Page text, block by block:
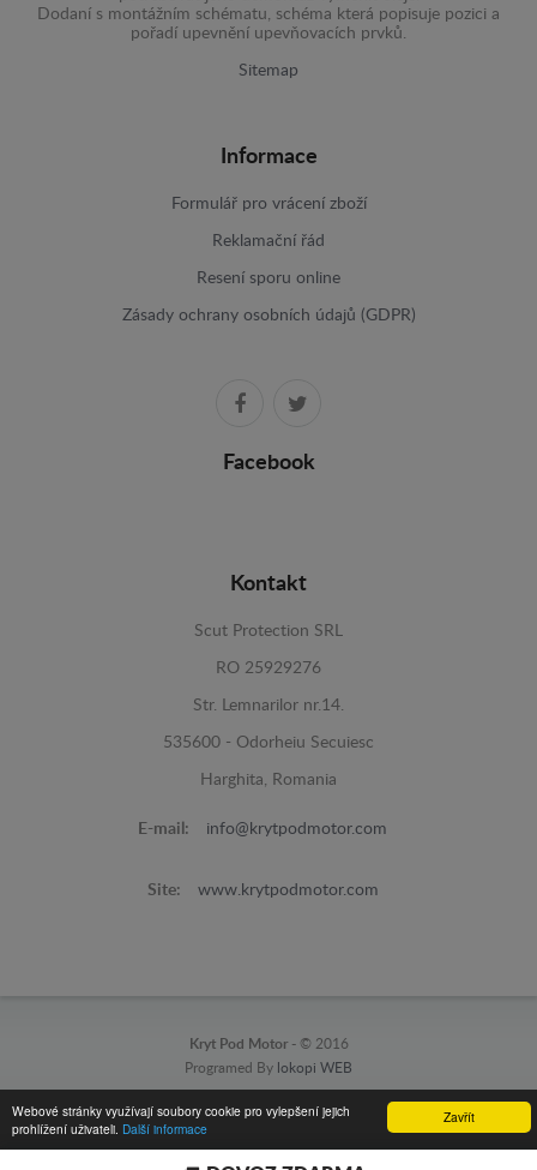
Zavřít
Webové stránky využívají soubory cookie pro vylepšení jejich
prohlížení uživateli. Další informace
Dodaní s montážním schématu, schéma která popisuje pozici a
pořadí upevnění upevňovacích prvků.
Sitemap
Informace
Formulář pro vrácení zboží
Reklamační řád
Resení sporu online
Zásady ochrany osobních údajů (GDPR)
Facebook
Kontakt
Scut Protection SRL
RO 25929276
Str. Lemnarilor nr.14.
535600 - Odorheiu Secuiesc
Harghita, Romania
E-mail: info@krytpodmotor.com
Site: www.krytpodmotor.com
Kryt Pod Motor - © 2016
Programed By lokopi WEB